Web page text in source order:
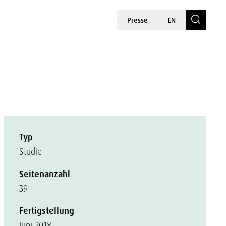
Presse EN
Typ
Studie
Seitenanzahl
39
Fertigstellung